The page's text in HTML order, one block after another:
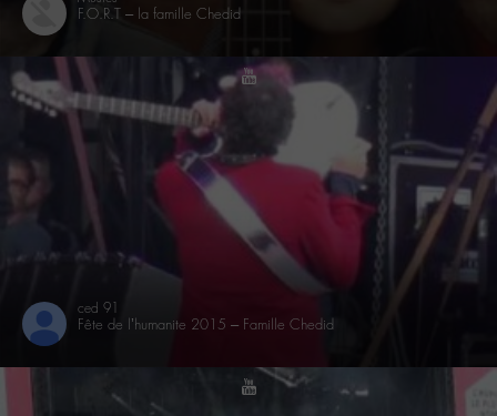
F.O.R.T – la famille Chedid
ced 91
Fête de l’humanite 2015 – Famille Chedid
youtube
youtube